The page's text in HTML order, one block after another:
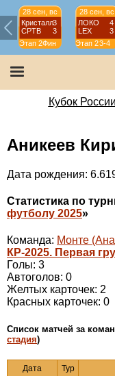
28 сен, вс
Кристалл3
СРТВ
3
Этап 2Фин
28 сен, вс
ЛОКО
4
LEX
3
Этап 23-4
Кубок
Аникеев
Дата рождения:
Статистика по
футболу 2025»
Команда: Монте
КР-2025. Первая
Голы: 3
Автоголов: 0
Желтых карточек: 2
Красных карточек: 0
Cписок матчей за
стадия)
Дата Тур